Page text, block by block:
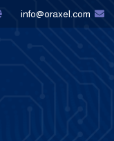
info@oraxel.com